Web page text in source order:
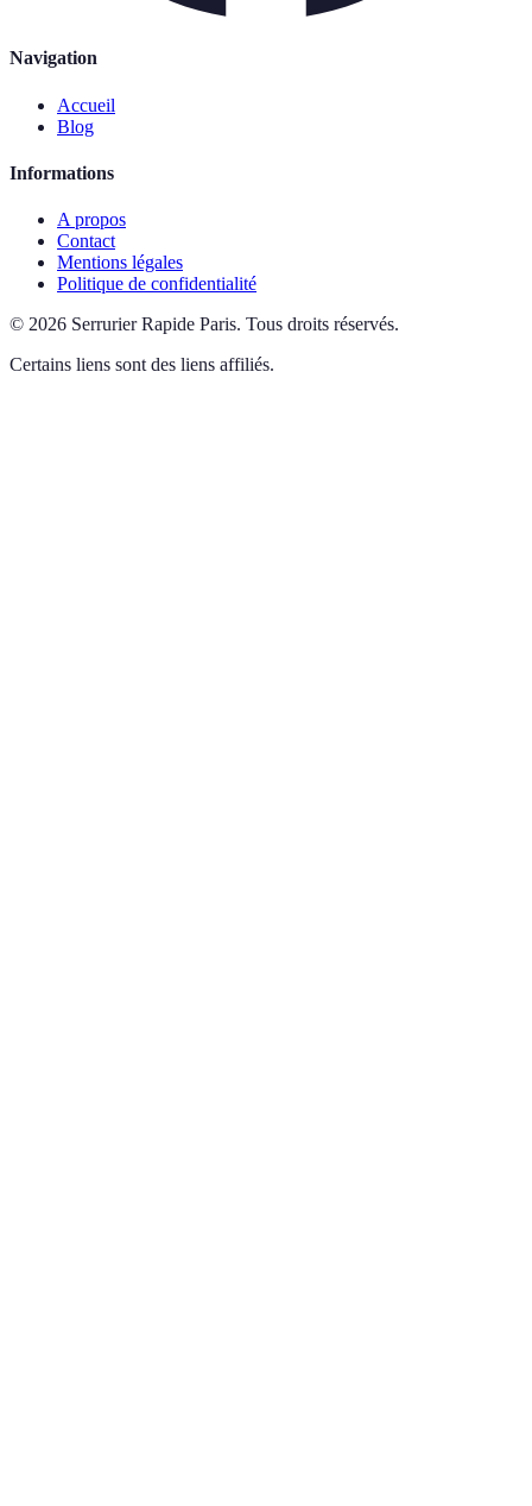
Navigation
Accueil
Blog
Informations
A propos
Contact
Mentions légales
Politique de confidentialité
© 2026 Serrurier Rapide Paris. Tous droits réservés.
Certains liens sont des liens affiliés.